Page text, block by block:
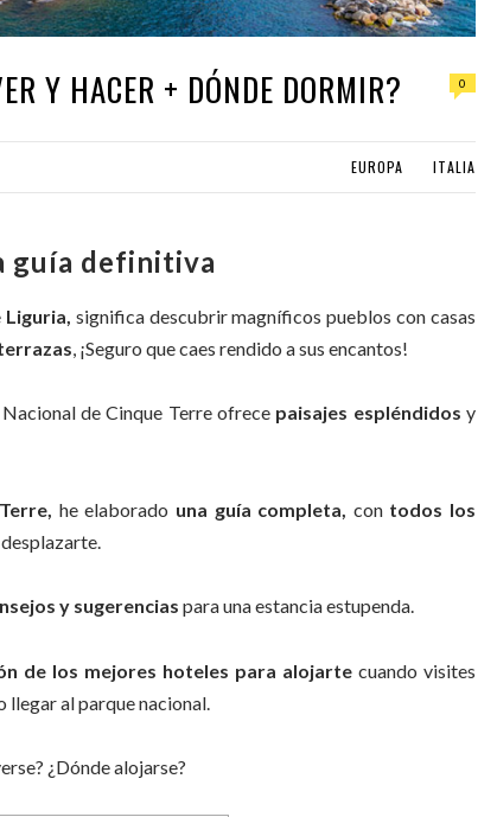
Y HACER + DÓNDE DORMIR? 0
EUROPA ITALIA
guía definitiva
Liguria, significa descubrir magníficos pueblos con casas
, ¡Seguro que caes rendido a sus encantos!
de Cinque Terre ofrece paisajes espléndidos y
he elaborado una guía completa, con todos los
y sugerencias para una estancia estupenda.
de los mejores hoteles para alojartecuando visites
al parque nacional.
¿Dónde alojarse?